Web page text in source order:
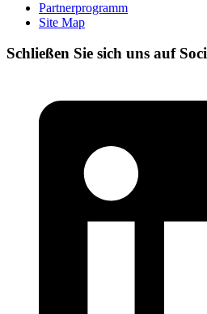
Partnerprogramm
Site Map
Schließen Sie sich uns auf